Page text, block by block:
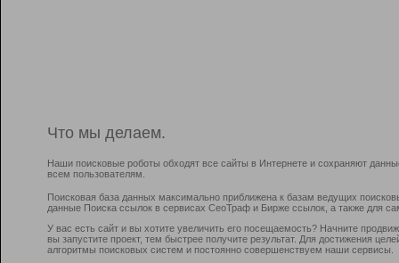
Что мы делаем.
Наши поисковые роботы обходят все сайты в Интернете и сохраняют
всем пользователям.
Поисковая база данных максимально приближена к базам ведущих
данные Поиска ссылок в сервисах СеоТраф и Бирже ссылок, а также для
У вас есть сайт и вы хотите увеличить его посещаемость? Начните
вы запустите проект, тем быстрее получите результат. Для достижения
алгоритмы поисковых систем и постоянно совершенствуем наши сервисы.